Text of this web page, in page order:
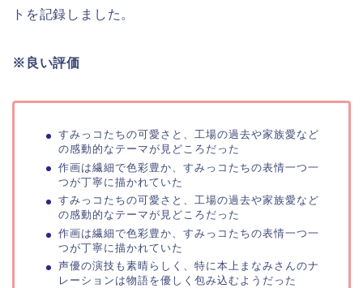
トを記録しました。
※良い評価
すみっコたちの可愛さと、工場の過去や家族愛など
の感動的なテーマが見どころだった
作画は繊細で色彩豊か、すみっコたちの表情一つ一
つが丁寧に描かれていた
すみっコたちの可愛さと、工場の過去や家族愛など
の感動的なテーマが見どころだった
作画は繊細で色彩豊か、すみっコたちの表情一つ一
つが丁寧に描かれていた
声優の演技も素晴らしく、特に本上まなみさんのナ
レーションは物語を優しく包み込むようだった